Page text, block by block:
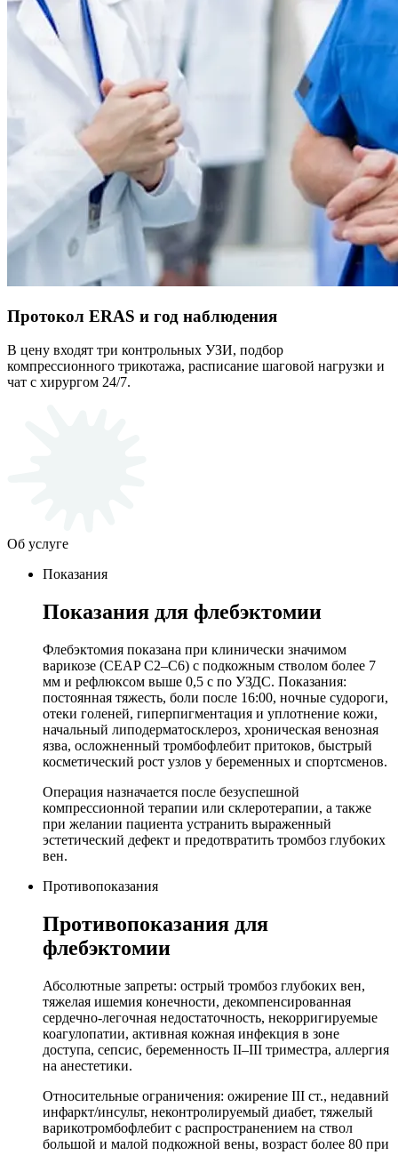
Протокол ERAS и год наблюдения
В цену входят три контрольных УЗИ, подбор
компрессионного трикотажа, расписание шаговой нагрузки и
чат с хирургом 24/7.
Об услуге
Показания
Показания для флебэктомии
Флебэктомия показана при клинически значимом
варикозе (CEAP C2–C6) с подкожным стволом более 7
мм и рефлюксом выше 0,5 с по УЗДС. Показания:
постоянная тяжесть, боли после 16:00, ночные судороги,
отеки голеней, гиперпигментация и уплотнение кожи,
начальный липодерматосклероз, хроническая венозная
язва, осложненный тромбофлебит притоков, быстрый
косметический рост узлов у беременных и спортсменов.
Операция назначается после безуспешной
компрессионной терапии или склеротерапии, а также
при желании пациента устранить выраженный
эстетический дефект и предотвратить тромбоз глубоких
вен.
Противопоказания
Противопоказания для
флебэктомии
Абсолютные запреты: острый тромбоз глубоких вен,
тяжелая ишемия конечности, декомпенсированная
сердечно-легочная недостаточность, некорригируемые
коагулопатии, активная кожная инфекция в зоне
доступа, сепсис, беременность II–III триместра, аллергия
на анестетики.
Относительные ограничения: ожирение III ст., недавний
инфаркт/инсульт, неконтролируемый диабет, тяжелый
варикотромбофлебит с распространением на ствол
большой и малой подкожной вены, возраст более 80 при